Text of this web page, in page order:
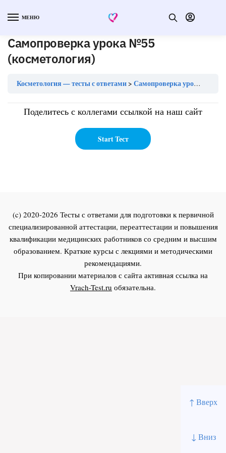
↑ Вверх
↓ Вниз
МЕНЮ
Самопроверка урока №55
(косметология)
Косметология — тесты с ответами Самопроверка урока №55 (косметология)
Поделитесь с коллегами ссылкой на наш сайт
(c) 2020-2026 Тесты с ответами для подготовки к первичной
специализированной аттестации, переаттестации и повышения
квалификации медицинских работников со средним и высшим
образованием. Краткие курсы с лекциями и методическими
рекомендациями.
При копировании материалов с сайта активная ссылка на
Vrach-Test.ru обязательна.